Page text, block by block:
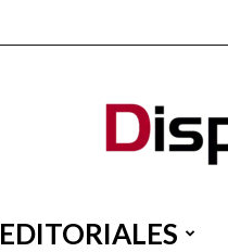
EDITORIALES